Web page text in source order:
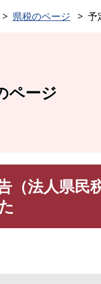
県税のページ 予
ページ
（法人県民